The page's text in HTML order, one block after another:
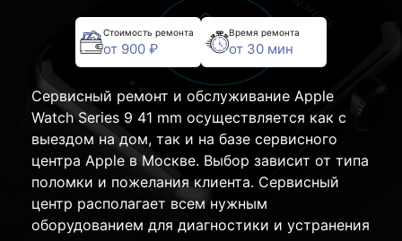
Стоимость ремонта
от 900 ₽
Время ремонта
от 30 мин
Сервисный ремонт и обслуживание Apple
Watch Series 9 41 mm осуществляется как с
выездом на дом, так и на базе сервисного
центра Apple в Москве. Выбор зависит от типа
поломки и пожелания клиента. Сервисный
центр располагает всем нужным
оборудованием для диагностики и устранения